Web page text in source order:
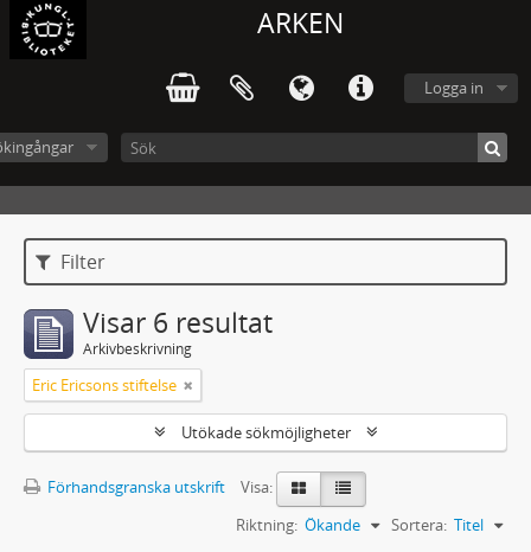
ARKEN
Logga in
Filter
Visar 6 resultat
Arkivbeskrivning
Eric Ericsons stiftelse
Utökade sökmöjligheter
Förhandsgranska utskrift
Visa:
Sortera: Titel
Riktning: Ökande